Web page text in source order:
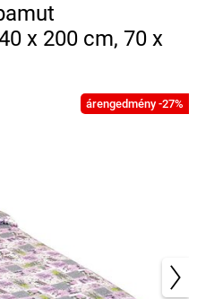
x 200 cm, 70 x
árengedmény -27%